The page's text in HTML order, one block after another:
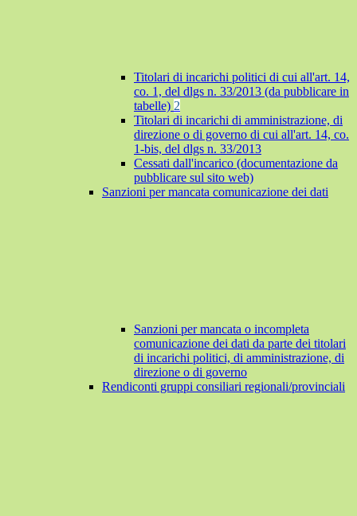
Titolari di incarichi politici di cui all'art. 14,
co. 1, del dlgs n. 33/2013 (da pubblicare in
tabelle) 2
Titolari di incarichi di amministrazione, di
direzione o di governo di cui all'art. 14, co.
1-bis, del dlgs n. 33/2013
Cessati dall'incarico (documentazione da
pubblicare sul sito web)
Sanzioni per mancata comunicazione dei dati
Sanzioni per mancata o incompleta
comunicazione dei dati da parte dei titolari
di incarichi politici, di amministrazione, di
direzione o di governo
Rendiconti gruppi consiliari regionali/provinciali